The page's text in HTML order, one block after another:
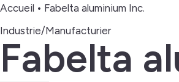
Accueil • Fabelta aluminium Inc.
Industrie/Manufacturier
Fabelta